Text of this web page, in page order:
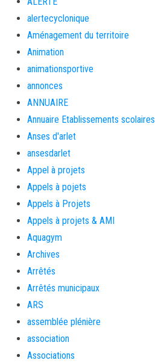
alertecyclonique
Aménagement du territoire
Animation
animationsportive
annonces
ANNUAIRE
Annuaire Etablissements scolaires
Anses d'arlet
ansesdarlet
Appel à projets
Appels à pojets
Appels à Projets
Appels à projets & AMI
Aquagym
Archives
Arrêtés
Arrêtés municipaux
ARS
assemblée plénière
association
Associations